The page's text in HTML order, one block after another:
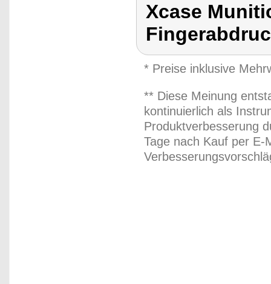
Xcase
* Preise inklusive
** Diese Meinung
kontinuierlich als
Produktverbesserung
Tage nach Kauf per E-